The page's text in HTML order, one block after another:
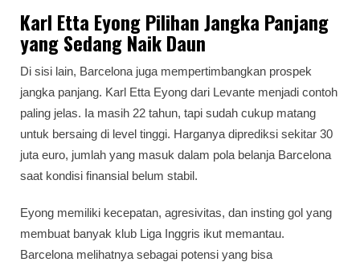
Karl Etta Eyong Pilihan Jangka Panjang
yang Sedang Naik Daun
Di sisi lain, Barcelona juga mempertimbangkan prospek
jangka panjang. Karl Etta Eyong dari Levante menjadi contoh
paling jelas. Ia masih 22 tahun, tapi sudah cukup matang
untuk bersaing di level tinggi. Harganya diprediksi sekitar 30
juta euro, jumlah yang masuk dalam pola belanja Barcelona
saat kondisi finansial belum stabil.
Eyong memiliki kecepatan, agresivitas, dan insting gol yang
membuat banyak klub Liga Inggris ikut memantau.
Barcelona melihatnya sebagai potensi yang bisa